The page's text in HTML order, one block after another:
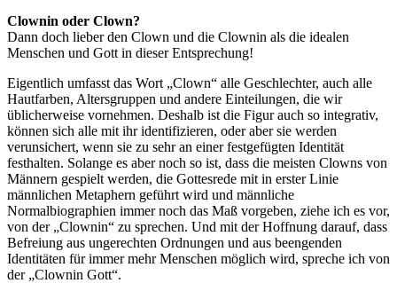
Clownin oder Clown?
Dann doch lieber den Clown und die Clownin als die idealen
Menschen und Gott in dieser Entsprechung!
Eigentlich umfasst das Wort „Clown“ alle Geschlechter, auch alle
Hautfarben, Altersgruppen und andere Einteilungen, die wir
üblicherweise vornehmen. Deshalb ist die Figur auch so integrativ,
können sich alle mit ihr identifizieren, oder aber sie werden
verunsichert, wenn sie zu sehr an einer festgefügten Identität
festhalten. Solange es aber noch so ist, dass die meisten Clowns von
Männern gespielt werden, die Gottesrede mit in erster Linie
männlichen Metaphern geführt wird und männliche
Normalbiographien immer noch das Maß vorgeben, ziehe ich es vor,
von der „Clownin“ zu sprechen. Und mit der Hoffnung darauf, dass
Befreiung aus ungerechten Ordnungen und aus beengenden
Identitäten für immer mehr Menschen möglich wird, spreche ich von
der „Clownin Gott“.